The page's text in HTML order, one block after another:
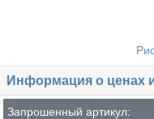
Информация о ценах
Запрошенный артикул: